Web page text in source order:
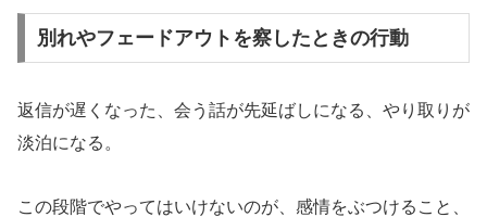
別れやフェードアウトを察したときの行動
返信が遅くなった、会う話が先延ばしになる、やり取りが
淡泊になる。
この段階でやってはいけないのが、感情をぶつけること、